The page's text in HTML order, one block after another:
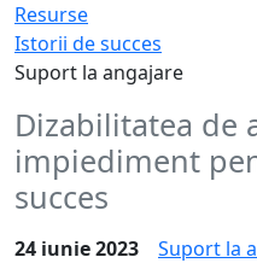
Resurse
Istorii de succes
Suport la angajare
Dizabilitatea de
impiediment
succes
24 iunie 2023
Suport la